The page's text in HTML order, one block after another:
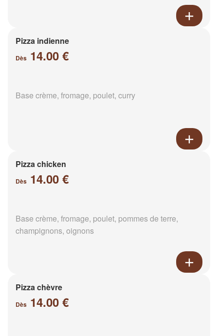
Pizza indienne
Dès 14.00 €
Base crème, fromage, poulet, curry
Pizza chicken
Dès 14.00 €
Base crème, fromage, poulet, pommes de terre,
champignons, oignons
Pizza chèvre
Dès 14.00 €